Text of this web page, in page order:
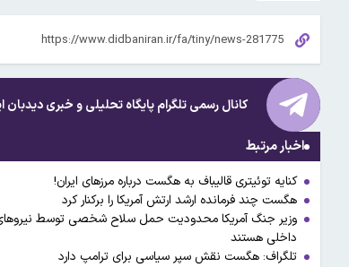
کانال رسمی تلگرام پایگاه تحلیلی و خبریدیدبان
اخبار مرتبط
کنایه توئیتری قالیباف به هگست درباره مرزهای ایران!
هگست چند فرمانده ارشد ارتش آمریکا را برکنار کرد
وزیر جنگ آمریکا محدودیت حمل سلاح شخصی توسط نیروهای
داخلی هستند
تلگراف: هگست نقش سپر سیاسی برای ترامپ دارد